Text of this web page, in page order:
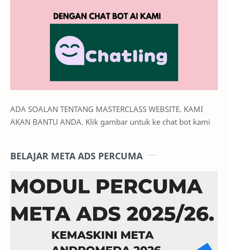
ADA SOALAN TENTANG MASTERCLASS WEBSITE. KAMI
AKAN BANTU ANDA. Klik gambar untuk ke chat bot kami
BELAJAR META ADS PERCUMA